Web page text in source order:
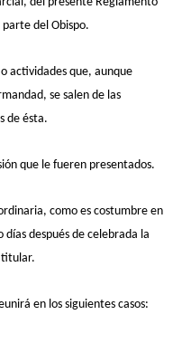
del Obispo.
actividades que, aunque
se salen de las
de ésta.
que le fueren presentados.
como es costumbre en
después de celebrada la
titular.
en los siguientes casos: